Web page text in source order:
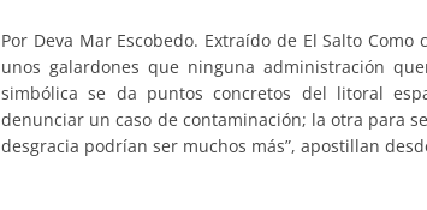
Por Deva Mar Escobedo. Extraído de El Salto
unos galardones que ninguna administración
simbólica se da puntos concretos del litoral
denunciar un caso de contaminación; la otra para
desgracia podrían ser muchos más”, apostillan